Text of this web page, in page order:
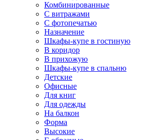
Комбинированные
С витражами
С фотопечатью
Назначение
Шкафы-купе в гостиную
В коридор
В прихожую
Шкафы-купе в спальню
Детские
Офисные
Для книг
Для одежды
На балкон
Форма
Высокие